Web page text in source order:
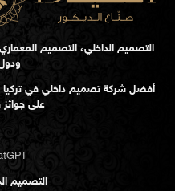
التصميم الداخلي، التصميم
أفضل شركة تصميم داخلي في
على
التصميم